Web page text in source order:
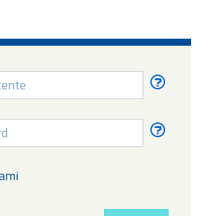
Nome
utente
Password